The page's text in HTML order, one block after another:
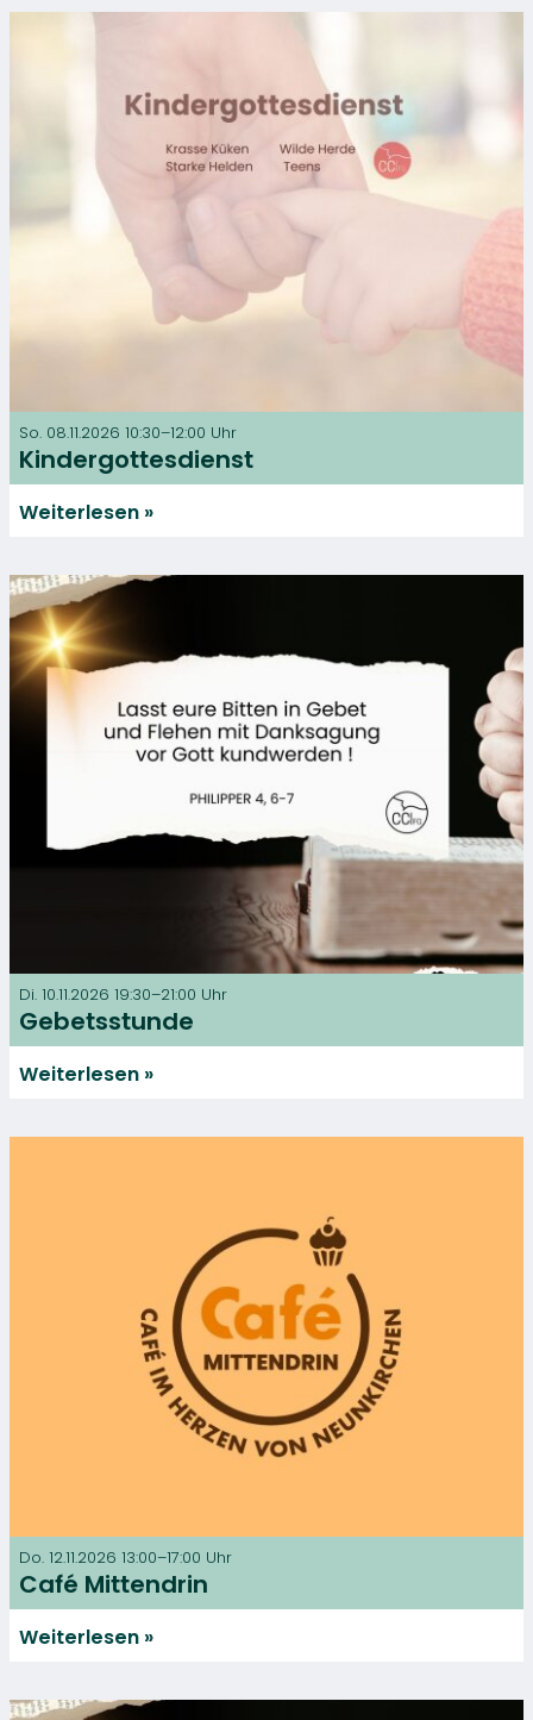
So. 08.11.2026 10:30–12:00 Uhr
Kindergottesdienst
Weiterlesen
Di. 10.11.2026 19:30–21:00 Uhr
Gebetsstunde
Weiterlesen
Do. 12.11.2026 13:00–17:00 Uhr
Café Mittendrin
Weiterlesen